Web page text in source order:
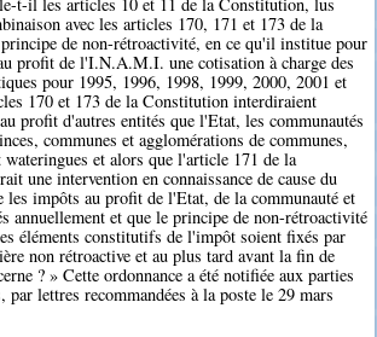
avec les articles 170, 171 et 173 de la
de non-rétroactivité, en ce qu'il institue pour
profit de l'I.N.A.M.I. une cotisation à charge des
pour 1995, 1996, 1998, 1999, 2000, 2001 et
170 et 173 de la Constitution interdiraient
profit d'autres entités que l'Etat, les communautés
communes et agglomérations de communes,
et alors que l'article 171 de la
une intervention en connaissance de cause du
les impôts au profit de l'Etat, de la communauté et
annuellement et que le principe de non-rétroactivité
éléments constitutifs de l'impôt soient fixés par
non rétroactive et au plus tard avant la fin de
? » Cette ordonnance a été notifiée aux parties
par lettres recommandées à la poste le 29 mars